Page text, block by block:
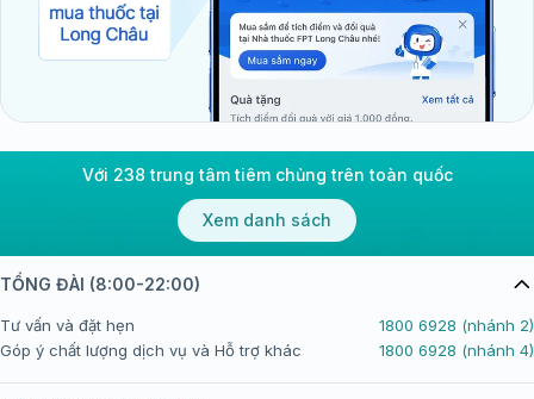
Với 238 trung tâm tiêm chủng trên toàn quốc
Xem danh sách
TỔNG ĐÀI (8:00-22:00)
Tư vấn và đặt hẹn
1800 6928 (nhánh 2)
Góp ý chất lượng dịch vụ và Hỗ trợ khác
1800 6928 (nhánh 4)